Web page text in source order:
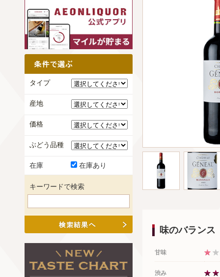
味のバランス
甘味
渋み
タイプ
産地
価格
ぶどう品種
在庫 在庫あり
キーワードで検索